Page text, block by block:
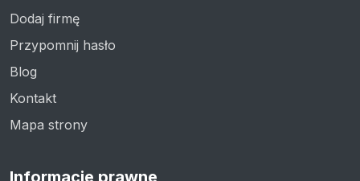
Dodaj firmę
Przypomnij hasło
Blog
Kontakt
Mapa strony
Informacje prawne